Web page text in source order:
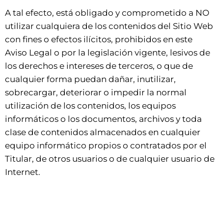
A tal efecto, está obligado y comprometido a NO
utilizar cualquiera de los contenidos del Sitio Web
con fines o efectos ilícitos, prohibidos en este
Aviso Legal o por la legislación vigente, lesivos de
los derechos e intereses de terceros, o que de
cualquier forma puedan dañar, inutilizar,
sobrecargar, deteriorar o impedir la normal
utilización de los contenidos, los equipos
informáticos o los documentos, archivos y toda
clase de contenidos almacenados en cualquier
equipo informático propios o contratados por el
Titular, de otros usuarios o de cualquier usuario de
Internet.